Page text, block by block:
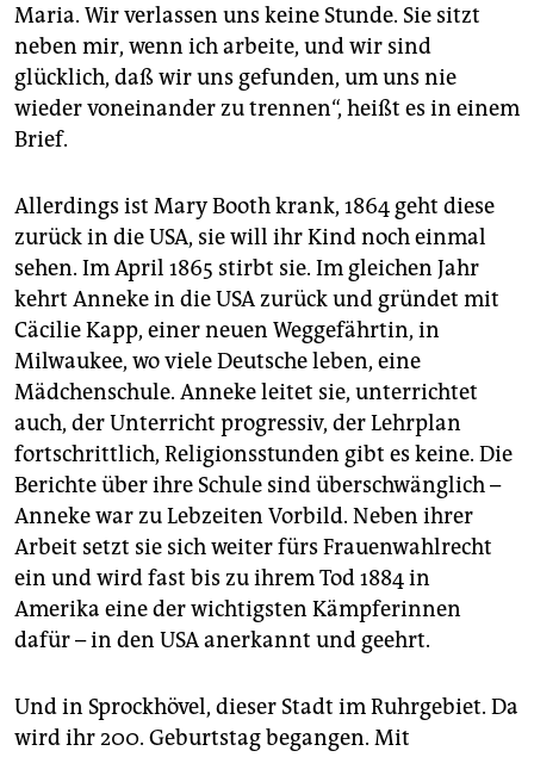
Maria. Wir verlassen uns keine Stunde. Sie sitzt
neben mir, wenn ich arbeite, und wir sind
glücklich, daß wir uns gefunden, um uns nie
wieder voneinander zu trennen“, heißt es in einem
Brief.
Allerdings ist Mary Booth krank, 1864 geht diese
zurück in die USA, sie will ihr Kind noch einmal
sehen. Im April 1865 stirbt sie. Im gleichen Jahr
kehrt Anneke in die USA zurück und gründet mit
Cäcilie Kapp, einer neuen Weggefährtin, in
Milwaukee, wo viele Deutsche leben, eine
Mädchenschule. Anneke leitet sie, unterrichtet
auch, der Unterricht progressiv, der Lehrplan
fortschrittlich, Religionsstunden gibt es keine. Die
Berichte über ihre Schule sind überschwänglich –
Anneke war zu Lebzeiten Vorbild. Neben ihrer
Arbeit setzt sie sich weiter fürs Frauenwahlrecht
ein und wird fast bis zu ihrem Tod 1884 in
Amerika eine der wichtigsten Kämpferinnen
dafür – in den USA anerkannt und geehrt.
Und in Sprockhövel, dieser Stadt im Ruhrgebiet. Da
wird ihr 200. Geburtstag begangen. Mit